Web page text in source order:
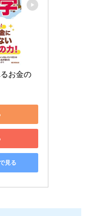
お金の
見る